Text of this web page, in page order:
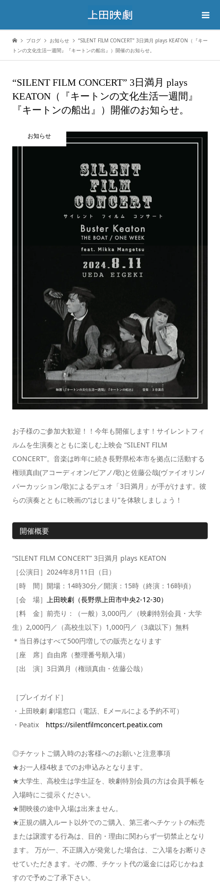
ブログ お知らせ
“SILENT FILM CONCERT” 3日満月 plays KEATON（『キー
トンの文化生活一週間』『キートンの船出』）開催のお知らせ。
“SILENT FILM CONCERT” 3日満月 plays
KEATON（『キートンの文化生活一週間』
『キートンの船出』）開催のお知らせ。
お知らせ
お子様のご参加大歓迎！！今年も開催します！サイレントフィ
ルムを生演奏とともに楽しむ上映会 “SILENT FILM
CONCERT”。音楽は昨年に続き長野県松本市を拠点に活動する
権頭真由(アコーディオン/ピアノ/歌)と佐藤公哉(ヴァイオリン/
パーカッション/歌)によるデュオ「3日満月」が手がけます。彼
らの演奏とともに映画の“はじまり”を体験しましょう！
開催概要
“SILENT FILM CONCERT” 3日満月 plays KEATON
［公演日］2024年8月11日（日）
［時 間］開場：14時30分／開演：15時（終演：16時頃）
［会 場］
上田映劇（長野県上田市中央2-12-30）
［料 金］前売り：（一般）3,000円／（映劇特別会員・大学
生）2,000円／（高校生以下）1,000円／（3歳以下）無料
＊当日券はすべて500円増しでの販売となります
［座 席］自由席（整理番号順入場）
［出 演］3日満月（権頭真由・佐藤公哉）
［プレイガイド］
・上田映劇 劇場窓口（電話、Eメールによる予約不可）
・Peatix https://silentfilmconcert.peatix.com
◎チケットご購入時のお客様へのお願いと注意事項
★お一人様4枚までのお申込みとなります。
★大学生、高校生は学生証を、映劇特別会員の方は会員手帳を
入場時にご提示ください。
★開映後の途中入場は出来ません。
★正規の購入ルート以外でのご購入、第三者へチケットの転売
または譲渡する行為は、目的・理由に関わらず一切禁止となり
ます。 万が一、不正購入が発覚した場合は、ご入場をお断りさ
せていただきます。その際、チケット代の返金には応じかねま
すので予めご了承下さい。